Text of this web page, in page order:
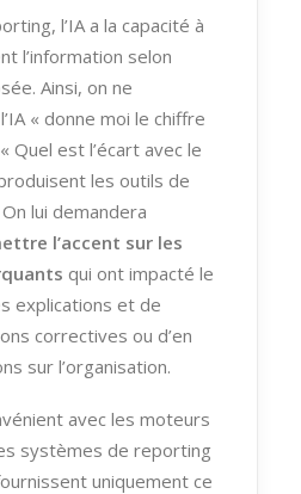
l’IA a la capacité à
l’information selon
Ainsi, on ne
« donne moi le chiffre
Quel est l’écart avec le
les outils de
lui demandera
l’accent sur les
qui ont impacté le
explications et de
correctives ou d’en
sur l’organisation.
avec les moteurs
systèmes de reporting
uniquement ce